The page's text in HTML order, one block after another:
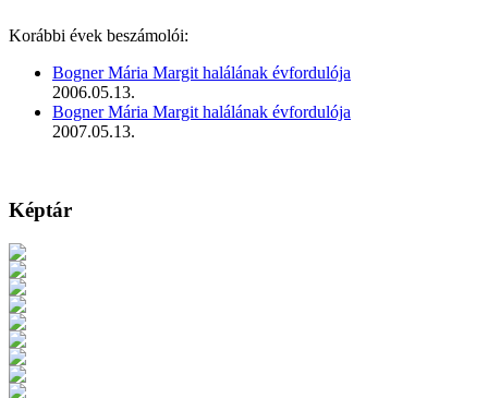
Korábbi évek beszámolói:
Bogner Mária Margit halálának évfordulója
2006.05.13.
Bogner Mária Margit halálának évfordulója
2007.05.13.
Képtár